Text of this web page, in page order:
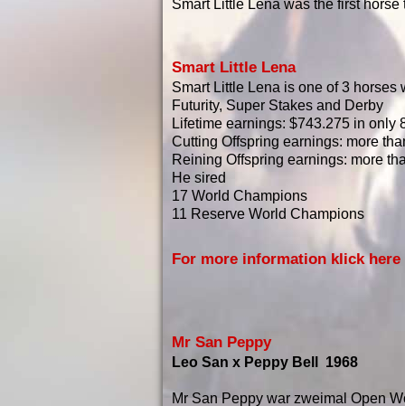
Smart Little Lena was the first
Smart Little Lena
Smart Little Lena is one of 3 horses
Futurity, Super Stakes and Derby
Lifetime earnings: $743.275 in only
Cutting Offspring earnings: more
Reining Offspring earnings: more
He sired
17 World Champions
11 Reserve World Champions
For more information klick here
Mr San Peppy
Leo San x Peppy Bell 1968
Mr San Peppy war zweimal Open